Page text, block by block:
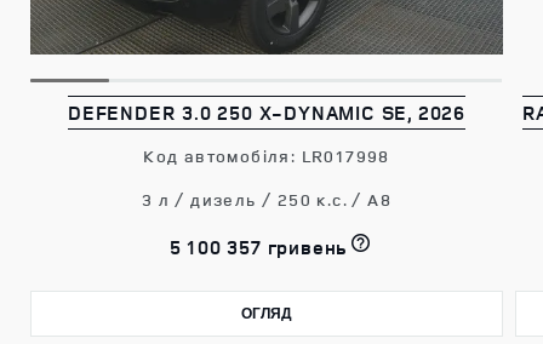
DEFENDER 3.0 250 X-DYNAMIC SE, 2026
Код автомобіля: LR017998
3 л / дизель / 250 к.с. / A8
5 100 357 гривень
ОГЛЯД